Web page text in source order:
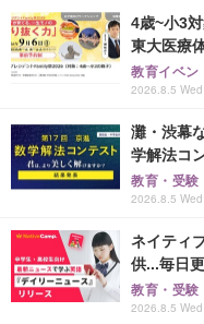
4歳~小3
東大医療
教育イベン
2026.8.5
灘・渋幕
学解法コ
教育・受験
2026.8.5
ネイティ
供...毎日
教育・受験
2026.8.5